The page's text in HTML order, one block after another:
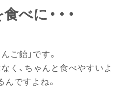
料金表
ある質問
い合わせ
べに・・・
ご飴」です。
く、ちゃんと食べやすいよ
ですよね。